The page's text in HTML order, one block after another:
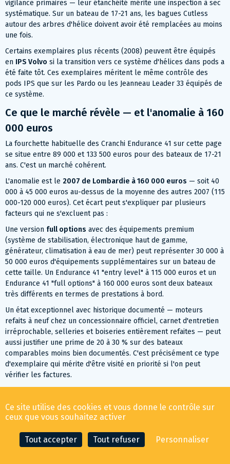
vigilance primaires — leur étanchéité mérite une inspection à sec
systématique. Sur un bateau de 17-21 ans, les bagues Cutless
autour des arbres d'hélice doivent avoir été remplacées au moins
une fois.
Certains exemplaires plus récents (2008) peuvent être équipés
en IPS Volvo si la transition vers ce système d'hélices dans pods a
été faite tôt. Ces exemplaires méritent le même contrôle des
pods IPS que sur les Pardo ou les Jeanneau Leader 33 équipés de
ce système.
Ce que le marché révèle — et l'anomalie à 160
000 euros
La fourchette habituelle des Cranchi Endurance 41 sur cette page
se situe entre 89 000 et 133 500 euros pour des bateaux de 17-21
ans. C'est un marché cohérent.
L'anomalie est le 2007 de Lombardie à 160 000 euros — soit 40
000 à 45 000 euros au-dessus de la moyenne des autres 2007 (115
000-120 000 euros). Cet écart peut s'expliquer par plusieurs
facteurs qui ne s'excluent pas :
Une version full options avec des équipements premium
(système de stabilisation, électronique haut de gamme,
générateur, climatisation à eau de mer) peut représenter 30 000 à
50 000 euros d'équipements supplémentaires sur un bateau de
cette taille. Un Endurance 41 "entry level" à 115 000 euros et un
Endurance 41 "full options" à 160 000 euros sont deux bateaux
très différents en termes de prestations à bord.
Un état exceptionnel avec historique documenté — moteurs
refaits à neuf chez un concessionnaire officiel, carnet d'entretien
irréprochable, selleries et boiseries entièrement refaites — peut
aussi justifier une prime de 20 à 30 % sur des bateaux
comparables moins bien documentés. C'est précisément ce type
d'exemplaire qui mérite d'être visité en priorité si l'on peut
vérifier les factures.
Zaffiro 34
Le Cranchi Endurance 41 a visiblement trouvé davantage preneur
en France que le Zaffiro 34 — les annonces de Côte d'Azur, Fréjus,
Canet-en-Roussillon, Grimaud, Corse et Saint-Gilles-Croix-de-Vie
Ce site utilise des cookies et vous donne le contrôle sur
ceux que vous souhaitez activer
Tout accepter Tout refuser Personnaliser